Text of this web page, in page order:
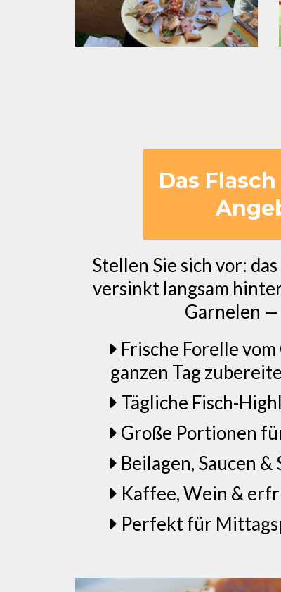
Das
Stellen Sie sich vor:
versinkt langsam
Garnelen —
Frische Forelle
ganzen Tag
Tägliche Fisch-
Große Portionen
Beilagen, Saucen
Kaffee, Wein &
Perfekt für